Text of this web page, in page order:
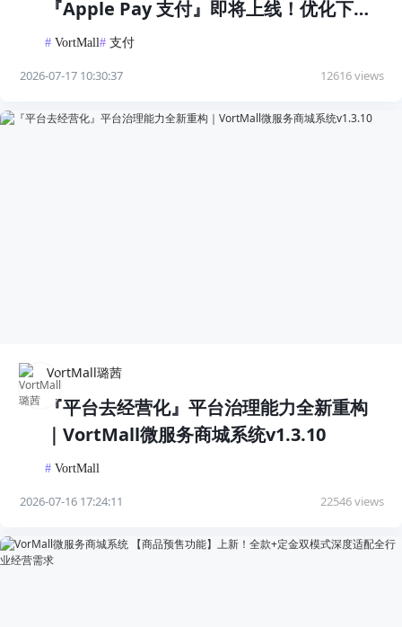
『Apple Pay 支付』即将上线！优化下单
体验，提升成交转化
# VortMall# 支付
2026-07-17 10:30:37 12616 views
VortMall璐茜
『平台去经营化』平台治理能力全新重构
｜VortMall微服务商城系统v1.3.10
# VortMall
2026-07-16 17:24:11 22546 views